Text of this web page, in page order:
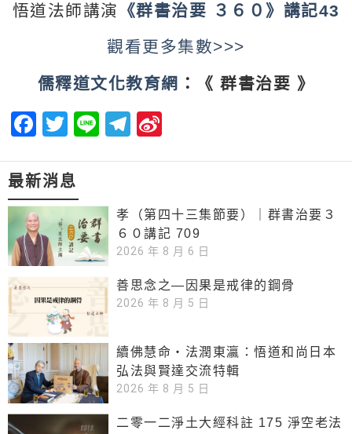
悟道法師講演 《群書治要 ３６０》講記43
觀看更多集數>>>
儒釋道文化教育網 ：《 群書治要 》
Facebook
Twitter
LineTelegram
最新消息
孝（第四十三集節要）｜群書治要３
６０講記 709
2026 年 8 月 6 日
善思念之—因果是戒律的鋼骨
2026 年 8 月 5 日
續佛慧命‧法潤東瀛：悟道和尚日本
弘法與賢達交流特輯
2026 年 8 月 5 日
二零一二淨土大經科註 175 淨空老法